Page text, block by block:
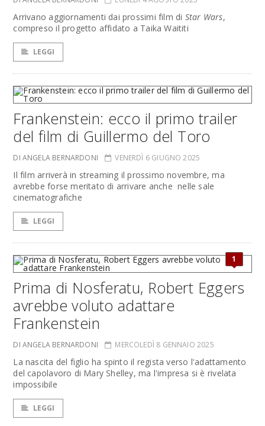
Arrivano aggiornamenti dai prossimi film di Star Wars,
compreso il progetto affidato a Taika Waititi
LEGGI
Frankenstein: ecco il primo trailer
del film di Guillermo del Toro
DI ANGELA BERNARDONI VENERDÌ 6 GIUGNO 2025
Il film arriverà in streaming il prossimo novembre, ma
avrebbe forse meritato di arrivare anche nelle sale
cinematografiche
LEGGI
1
Prima di Nosferatu, Robert Eggers
avrebbe voluto adattare
Frankenstein
DI ANGELA BERNARDONI MERCOLEDÌ 8 GENNAIO 2025
La nascita del figlio ha spinto il regista verso l'adattamento
del capolavoro di Mary Shelley, ma l'impresa si è rivelata
impossibile
LEGGI